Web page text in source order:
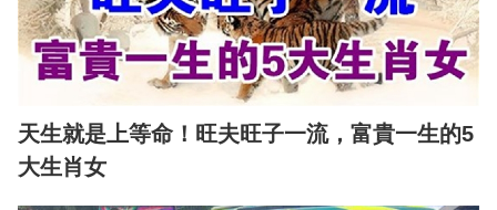
天生就是上等命！旺夫旺子一流，富貴一生的5
大生肖女